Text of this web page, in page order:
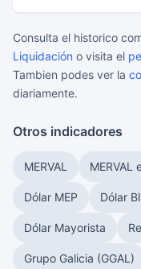
Consulta el historico
Liquidación o visita el
Tambien podes ver la
diariamente.
Otros indicadores
MERVAL MERVAL
Dólar MEP Dólar
Dólar Mayorista
Grupo Galicia (GGAL)